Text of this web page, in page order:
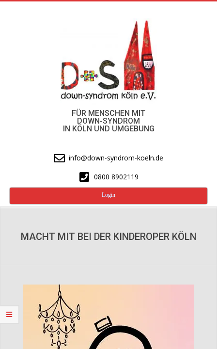
FÜR MENSCHEN MIT
DOWN-SYNDROM
IN KÖLN UND UMGEBUNG
info@down-syndrom-koeln.de
0800 8902119
Login
MACHT MIT BEI DER KINDEROPER KÖLN